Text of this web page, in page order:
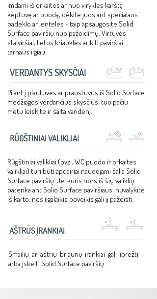
Imdami iš orkaitės ar nuo viryklės karštą
keptuvę ar puodą, dėkite juos ant specialaus
padėklo ar lentelės - taip apsaugosite Solid
Surface paviršių nuo pažeidimų. Virtuvės
stalviršiai, lietos kriauklės ar kiti paviršiai
tarnaus ilgiau.
VERDANTYS SKYSČIAI
Pilant į plautuves ar praustuvus iš Solid Surface
medžiagos verdančius skysčius, tuo pačiu
metu leiskite ir šaltą vandenį.
RŪGŠTINIAI VALIKLIAI
Rūgštiniai valikliai (pvz., WC puodo ir orkaitės
valikliai) turi būti apdairiai naudojami šalia Solid
Surface paviršių. Jei kuris nors iš šių valiklių
patenka ant Solid Surface paviršiaus, nuvalykite
iš karto, nes ilgalaikis poveikis gali jį pažeisti.
AŠTRŪS ĮRANKIAI
Smailių ar aštrių briaunų įrankiai gali įbrėžti
arba įskelti Solid Surface paviršių.